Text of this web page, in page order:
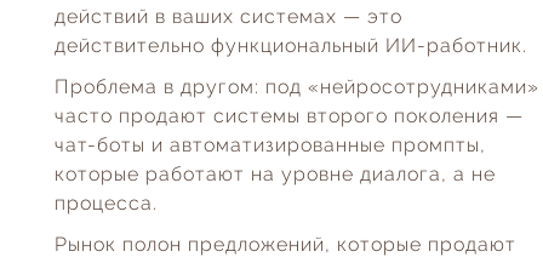
действий в ваших системах — это
действительно функциональный ИИ-работник.
Проблема в другом: под «нейросотрудниками»
часто продают системы второго поколения —
чат-боты и автоматизированные промпты,
которые работают на уровне диалога, а не
процесса.
Рынок полон предложений, которые продают